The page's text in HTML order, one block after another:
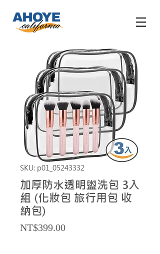
SKU: p01_05243332
加厚防水透明盥洗包 3入
組 (化妝包 旅行用包 收
納包)
NT$399.00Price